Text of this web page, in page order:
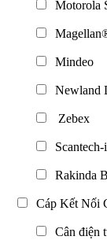
Motorola
Mindeo
Newland
Zebex
Scantech-
Rakinda
Cáp Kết Nối
Cân điện